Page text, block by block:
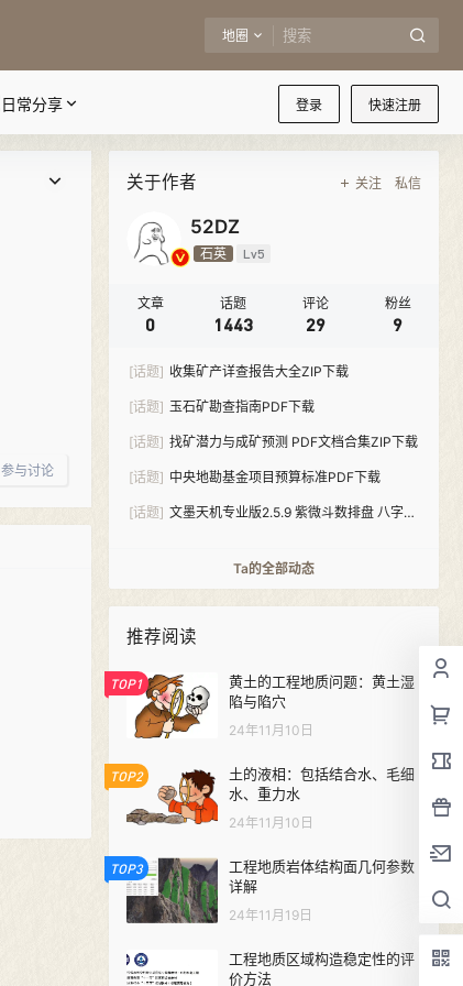
地圈
登录 快速注册
日常分享
参与讨论
关于作者 关注 私信
52DZ
石英 Lv5
文章
0
话题
1443
评论
29
粉丝
9
[话题] 收集矿产详查报告大全ZIP下载
[话题] 玉石矿勘查指南PDF下载
[话题] 找矿潜力与成矿预测 PDF文档合集ZIP下载
[话题] 中央地勘基金项目预算标准PDF下载
[话题] 文墨天机专业版2.5.9 紫微斗数排盘 八字算
Ta的全部动态
推荐阅读
TOP1
黄土的工程地质问题：黄土湿
陷与陷穴
24年11月10日
TOP2
土的液相：包括结合水、毛细
水、重力水
24年11月10日
TOP3
工程地质岩体结构面几何参数
详解
24年11月19日
工程地质区域构造稳定性的评
价方法